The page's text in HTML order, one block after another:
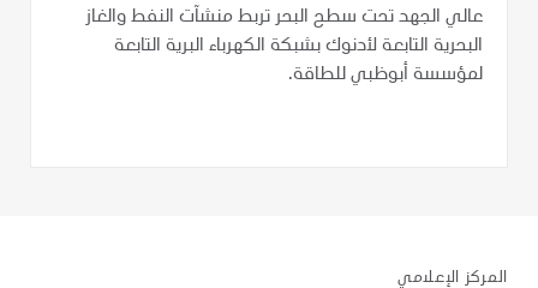
عالي الجهد تحت سطح البحر تربط منشآت النفط والغاز
البحرية التابعة لأدنوك بشبكة الكهرباء البرية التابعة
لمؤسسة أبوظبي للطاقة.
المركز الإعلامي